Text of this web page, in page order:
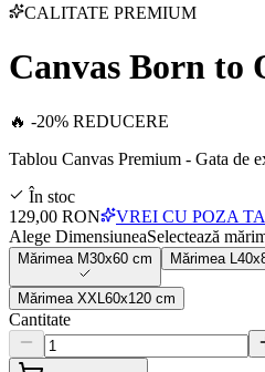
CALITATE PREMIUM
Canvas Born
🔥 -20% REDUCERE
Tablou Canvas Premium - Gata de
În stoc
129,00 RON
VREI CU POZA
Alege DimensiuneaSelectează
Mărimea M30x60 cm Mărimea
Mărimea XXL 60x120 cm
Cantitate